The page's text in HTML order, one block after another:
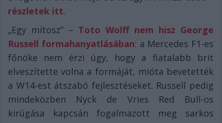
részletek itt.
„Egy mítosz” – Toto Wolff nem hisz George
Russell formahanyatlásában: a Mercedes F1-es
főnöke nem érzi úgy, hogy a fiatalabb brit
elveszítette volna a formáját, mióta bevetették
a W14-est átszabó fejlesztéseket. Russell pedig
mindeközben Nyck de Vries Red Bull-os
kirúgása kapcsán fogalmazott meg sarkos